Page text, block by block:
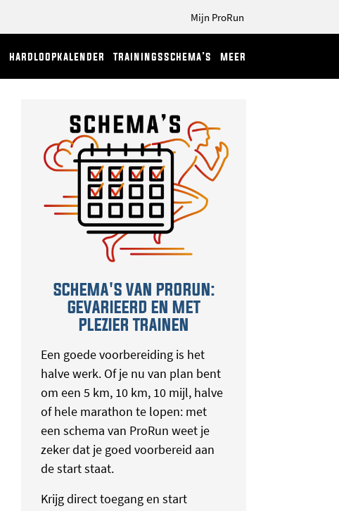
Mijn ProRun
hardloopkalender trainingsschema’s meer
SCHEMA'S VAN PRORUN:
GEVARIEERD EN MET
PLEZIER TRAINEN
Een goede voorbereiding is het
halve werk. Of je nu van plan bent
om een 5 km, 10 km, 10 mijl, halve
of hele marathon te lopen: met
een schema van ProRun weet je
zeker dat je goed voorbereid aan
de start staat.
Krijg direct toegang en start